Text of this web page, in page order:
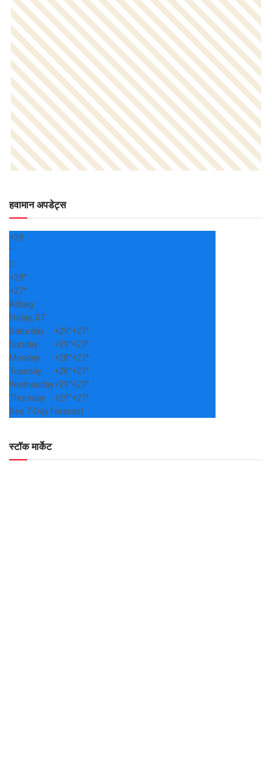
हवामान अपडेट्स
+29
°
C
+29°
+27°
Alibag
Friday, 07
Saturday
+29°+27°
Sunday
+29°+27°
Monday
+28°+27°
Tuesday
+28°+27°
Wednesday+29°+27°
Thursday
+29°+27°
See 7-Day Forecast
स्टॉक मार्केट